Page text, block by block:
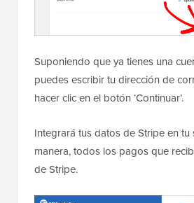
Suponiendo que ya tienes una
puedes escribir tu dirección de
hacer clic en el botón ‘Continuar’.
Integrará tus datos de Stripe en tu
manera, todos los pagos que
de Stripe.